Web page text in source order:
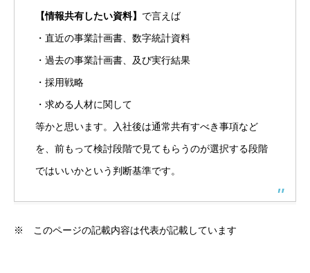
【情報共有したい資料】 で言えば
・直近の事業計画書、数字統計資料
・過去の事業計画書、及び実行結果
・採用戦略
・求める人材に関して
等かと思います。入社後は通常共有すべき事項など
を、前もって検討段階で見てもらうのが選択する段階
ではいいかという判断基準です。
※ このページの記載内容は代表が記載しています